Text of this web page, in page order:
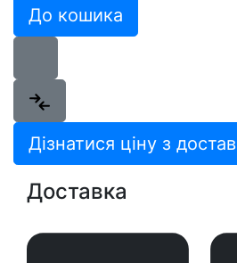
До кошика
Дізнатися ціну з
Доставка